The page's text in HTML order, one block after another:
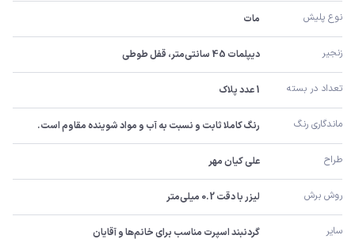
نوع پلیش مات
زنجیر دیپلمات 45 سانتی‌متر، قفل طوطی
تعداد در بسته 1 عدد پلاک
ماندگاری رنگ رنگ کاملا ثابت و نسبت به آب و مواد شوینده مقاوم است.
طراح علی کیان مهر
روش برش لیزر با دقت 0.2 میلی‌متر
سایر گردنبند اسپرت مناسب برای خانم‌ها و آقایان